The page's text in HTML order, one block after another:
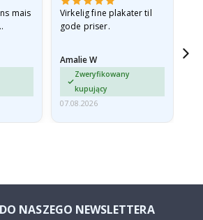
mais
ils
et un…
Virkelig fine plakater til
gode priser.
Amalie W
Zweryfikowany
kupujący
07.08.2026
NASZEGO NEWSLETTERA